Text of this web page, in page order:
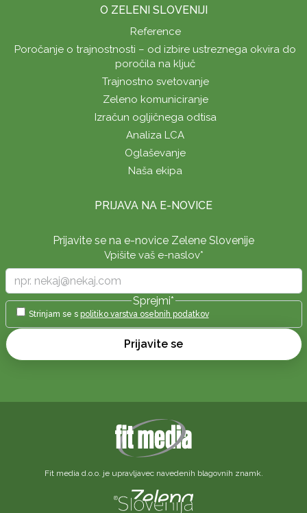
O ZELENI SLOVENIJI
Reference
Poročanje o trajnostnosti – od izbire ustreznega okvira do
poročila na ključ
Trajnostno svetovanje
Zeleno komuniciranje
Izračun ogljičnega odtisa
Analiza LCA
Oglaševanje
Naša ekipa
PRIJAVA NA E-NOVICE
Prijavite se na e-novice Zelene Slovenije
Vpišite vaš e-naslov*
Sprejmi*
Strinjam se s politiko varstva osebnih podatkov
Prijavite se
Fit media d.o.o. je upravljavec navedenih blagovnih znamk.